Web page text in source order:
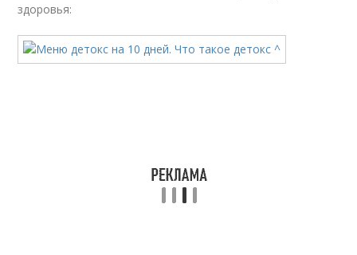
здоровья: